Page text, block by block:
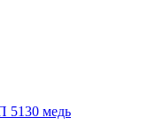
5130 медь